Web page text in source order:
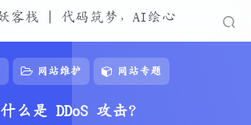
网站维护 网站专题
什么是 DDoS 攻击？